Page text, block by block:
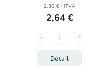
2,36 € HTVA
2,64 €
Détail